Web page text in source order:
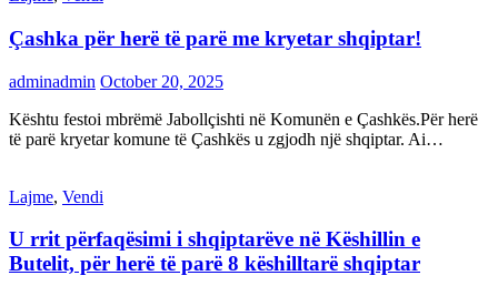
Çashka për herë të parë me kryetar shqiptar!
adminadmin October 20, 2025
Kështu festoi mbrëmë Jabollçishti në Komunën e Çashkës.Për herë
të parë kryetar komune të Çashkës u zgjodh një shqiptar. Ai…
Lajme, Vendi
U rrit përfaqësimi i shqiptarëve në Këshillin e
Butelit, për herë të parë 8 këshilltarë shqiptar